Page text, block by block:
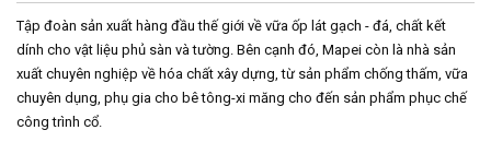
Tập đoàn sản xuất hàng đầu thế giới về vữa ốp lát gạch - đá, chất kết
dính cho vật liệu phủ sàn và tường. Bên cạnh đó, Mapei còn là nhà sản
xuất chuyên nghiệp về hóa chất xây dựng, từ sản phẩm chống thấm, vữa
chuyên dụng, phụ gia cho bê tông-xi măng cho đến sản phẩm phục chế
công trình cổ.